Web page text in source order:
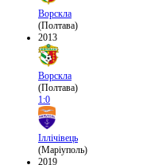
Ворскла
(Полтава)
2013
Ворскла
(Полтава)
1:0
Іллічівець
(Маріуполь)
2019